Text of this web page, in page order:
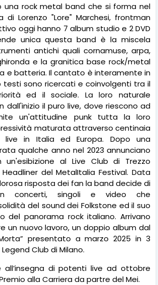
una rock metal band che si forma nel
di Lorenzo "Lore" Marchesi, frontman
oggi hanno 7 album studio e 2 DVD
unica questa band è la miscela
antichi quali cornamuse, arpa,
e la granitica base rock/metal
e batteria. Il cantato è interamente in
testi sono ricercati e coinvolgenti tra il
ed il sociale. La loro naturale
dall'inizio il puro live, dove riescono ad
un'attitudine punk tutta la loro
maturata attraverso centinaia
in Italia ed Europa. Dopo una
qualche anno nel 2023 annunciano
un'esibizione al Live Club di Trezzo
Headliner del MetalItalia Festival. Data
risposta dei fan la band decide di
concerti, singoli e video che
del sound dei Folkstone ed il suo
del panorama rock italiano. Arrivano
un nuovo lavoro, un doppio album dal
presentato a marzo 2025 in 3
Club di Milano.
all’insegna di potenti live ad ottobre
alla Carriera da partre del Mei.